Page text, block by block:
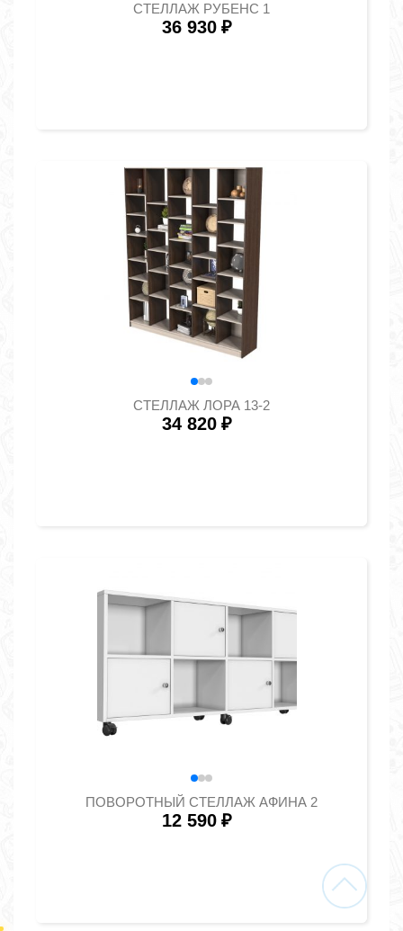
СТЕЛЛАЖ РУБЕНС 1
36 930 ₽
СТЕЛЛАЖ ЛОРА 13-2
34 820 ₽
ПОВОРОТНЫЙ СТЕЛЛАЖ АФИНА 2
12 590 ₽